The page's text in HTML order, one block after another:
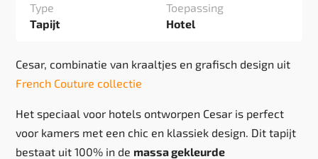
Type
Tapijt
Toepassing
Hotel
Cesar, combinatie van kraaltjes en grafisch design uit
French Couture collectie
Het speciaal voor hotels ontworpen Cesar is perfect
voor kamers met een chic en klassiek design. Dit tapijt
bestaat uit 100% in de massa gekleurde